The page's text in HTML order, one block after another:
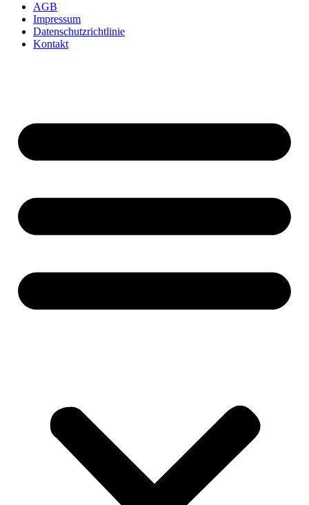
AGB
Impressum
Datenschutzrichtlinie
Kontakt